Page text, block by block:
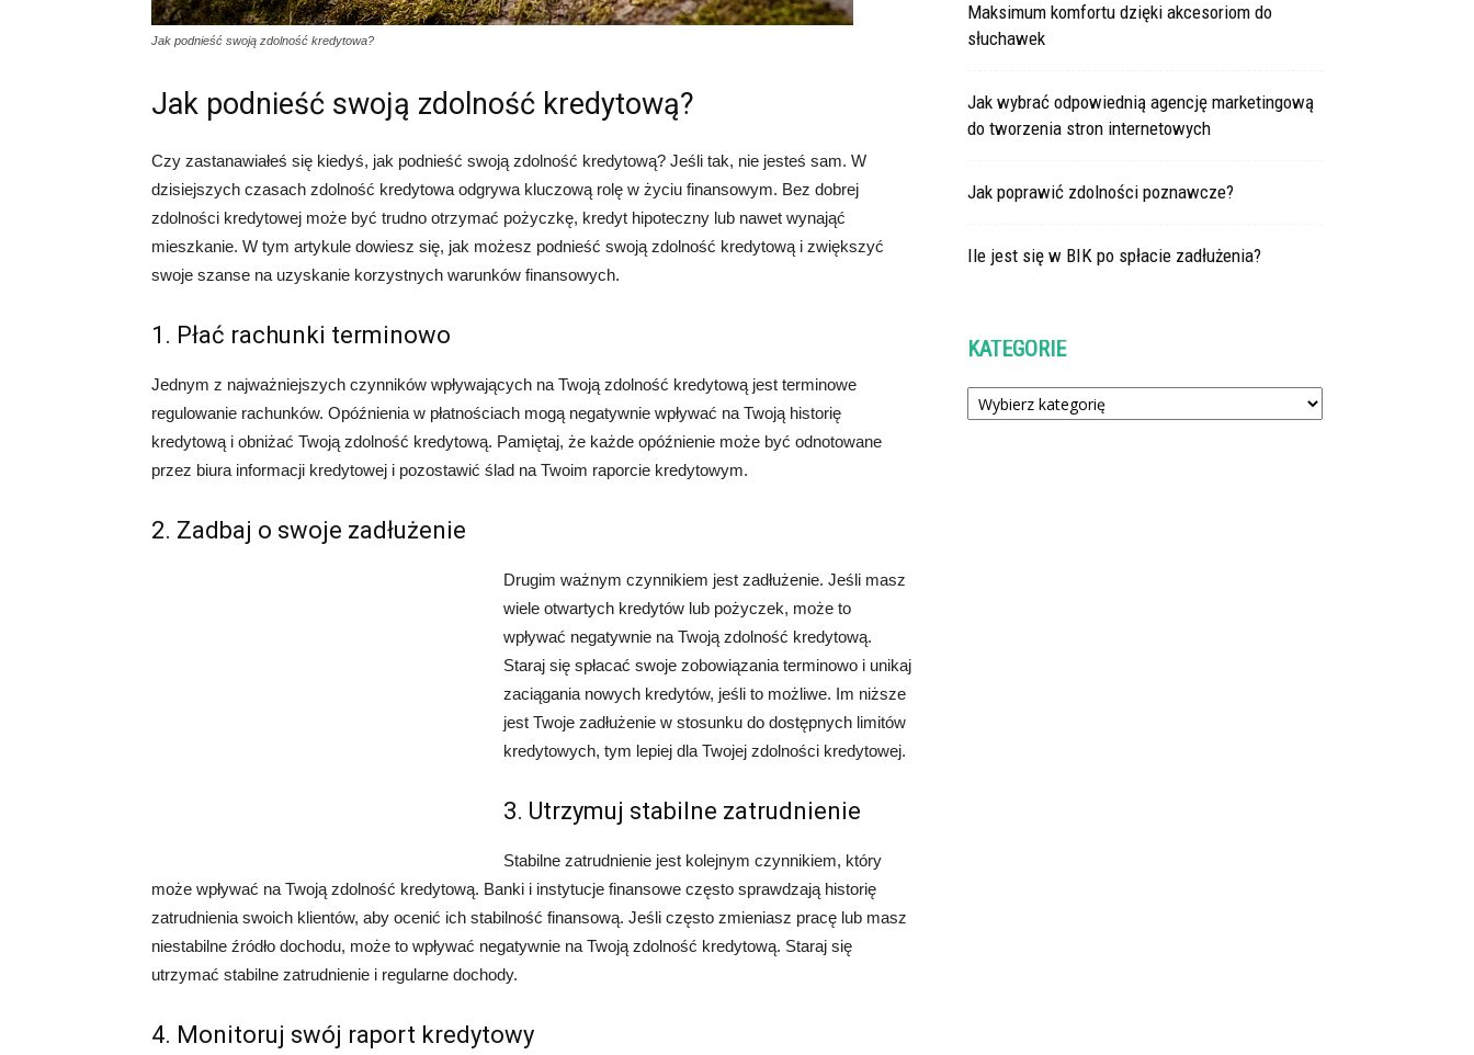
Jak podnieść swoją zdolność kredytowa?
Jak podnieść swoją zdolność kredytową?
Czy zastanawiałeś się kiedyś, jak podnieść swoją zdolność kredytową? Jeśli tak, nie jesteś sam. W
dzisiejszych czasach zdolność kredytowa odgrywa kluczową rolę w życiu finansowym. Bez dobrej
zdolności kredytowej może być trudno otrzymać pożyczkę, kredyt hipoteczny lub nawet wynająć
mieszkanie. W tym artykule dowiesz się, jak możesz podnieść swoją zdolność kredytową i zwiększyć
swoje szanse na uzyskanie korzystnych warunków finansowych.
1. Płać rachunki terminowo
Jednym z najważniejszych czynników wpływających na Twoją zdolność kredytową jest terminowe
regulowanie rachunków. Opóźnienia w płatnościach mogą negatywnie wpływać na Twoją historię
kredytową i obniżać Twoją zdolność kredytową. Pamiętaj, że każde opóźnienie może być odnotowane
przez biura informacji kredytowej i pozostawić ślad na Twoim raporcie kredytowym.
2. Zadbaj o swoje zadłużenie
Drugim ważnym czynnikiem jest zadłużenie. Jeśli masz
wiele otwartych kredytów lub pożyczek, może to
wpływać negatywnie na Twoją zdolność kredytową.
Staraj się spłacać swoje zobowiązania terminowo i unikaj
zaciągania nowych kredytów, jeśli to możliwe. Im niższe
jest Twoje zadłużenie w stosunku do dostępnych limitów
kredytowych, tym lepiej dla Twojej zdolności kredytowej.
3. Utrzymuj stabilne zatrudnienie
Stabilne zatrudnienie jest kolejnym czynnikiem, który
może wpływać na Twoją zdolność kredytową. Banki i instytucje finansowe często sprawdzają historię
zatrudnienia swoich klientów, aby ocenić ich stabilność finansową. Jeśli często zmieniasz pracę lub masz
niestabilne źródło dochodu, może to wpływać negatywnie na Twoją zdolność kredytową. Staraj się
utrzymać stabilne zatrudnienie i regularne dochody.
4. Monitoruj swój raport kredytowy
Maksimum komfortu dzięki akcesoriom do
słuchawek
Jak wybrać odpowiednią agencję marketingową
do tworzenia stron internetowych
Jak poprawić zdolności poznawcze?
Ile jest się w BIK po spłacie zadłużenia?
KATEGORIE
Kategorie